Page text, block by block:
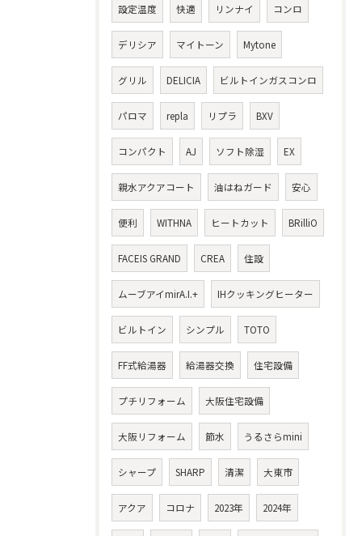
設定温度 快適 リンナイ コンロ
デリシア マイトーン Mytone
グリル DELICIA ビルトインガスコンロ
パロマ repla リプラ BXV
コンパクト AJ ソフト除湿 EX
親水アクアコート 油はねガード 安心
便利 WITHNA ヒートカット BRilliO
FACEIS GRAND CREA 住設
ムーブアイmirA.I.+ IHクッキングヒーター
ビルトイン シンプル TOTO
FF式給湯器 給湯器交換 住宅設備
プチリフォーム 大阪住宅設備
大阪リフォーム 節水 うるさらmini
シャープ SHARP 清潔 大東市
アクア コロナ 2023年 2024年